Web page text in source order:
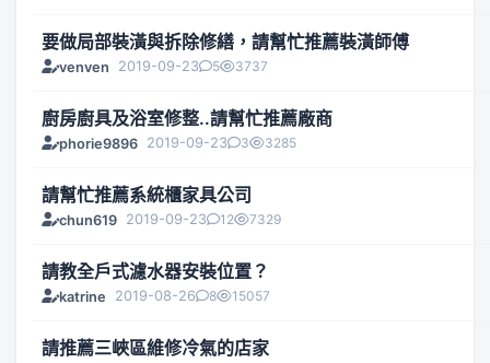
要做局部裝潢與拆除修繕，請幫忙推薦裝潢師傅
venven 2019-09-23 5 3737
廚房廚具及浴室修整..請幫忙推薦廠商
phorie9896 2019-09-23 3 3285
請幫忙推薦系統櫃家具公司
chun619 2019-09-23 12 7329
請教全戶式濾水器安裝位置？
katrine 2019-08-26 8 15057
請推薦三峽區維修冷氣的店家